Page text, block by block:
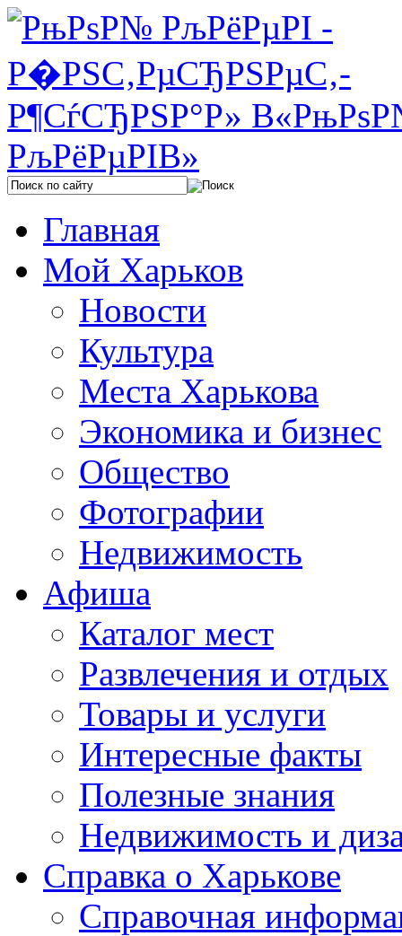
Главная
Мой Харьков
Новости
Культура
Места Харькова
Экономика и бизнес
Общество
Фотографии
Недвижимость
Афиша
Каталог мест
Развлечения и отдых
Товары и услуги
Интересные факты
Полезные знания
Недвижимость и
Справка о Харькове
Справочная